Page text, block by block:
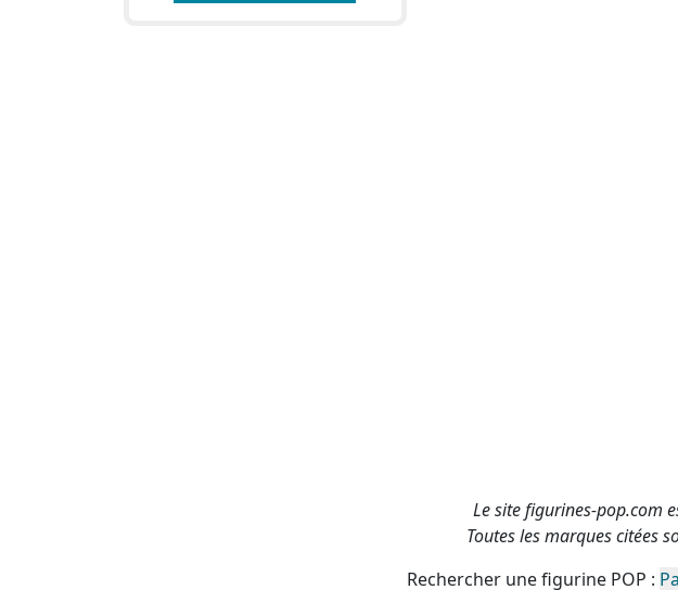
Le site figurines-pop.com
Toutes les marques citées
Rechercher une figurine POP :